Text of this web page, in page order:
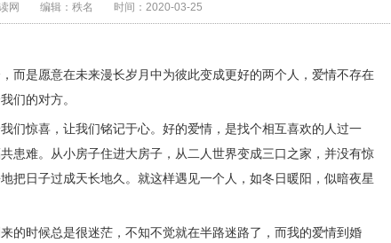
网 编辑：秩名 时间：2020-03-25
而是愿意在未来漫长岁月中为彼此变成更好的两个人，爱情不存在
们的对方。
们惊喜，让我们铭记于心。好的爱情，是找个相互喜欢的人过一
患难。从小房子住进大房子，从二人世界变成三口之家，并没有惊
把日子过成天长地久。就这样遇见一个人，如冬日暖阳，似暗夜星
的时候总是很迷茫，不知不觉就在半路迷路了，而我的爱情到婚